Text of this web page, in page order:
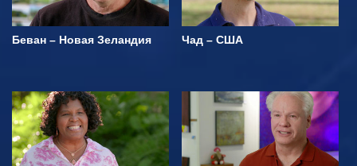
Беван – Новая Зеландия Чад – США